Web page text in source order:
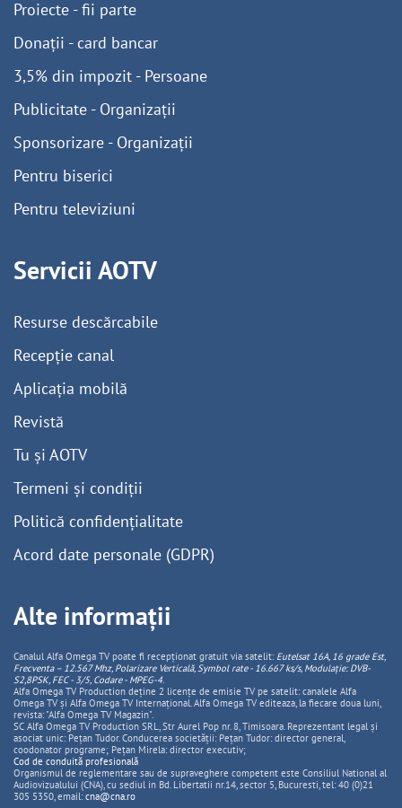
Proiecte - fii parte
Donații - card bancar
3,5% din impozit - Persoane
Publicitate - Organizații
Sponsorizare - Organizații
Pentru biserici
Pentru televiziuni
Servicii AOTV
Resurse descărcabile
Recepție canal
Aplicația mobilă
Revistă
Tu și AOTV
Termeni și condiții
Politică confidențialitate
Acord date personale (GDPR)
Alte informații
Canalul Alfa Omega TV poate fi recepționat gratuit via satelit: Eutelsat 16A, 16 grade Est,
Frecventa – 12.567 Mhz, PolarizareVerticală, Symbol rate - 16.667 ks/s, Modulație: DVB-
S2,8PSK, FEC - 3/5, Codare - MPEG-4.
Alfa Omega TV Production deține 2 licențe de emisie TV pe satelit: canalele Alfa
Omega TV și Alfa Omega TV Internațional. Alfa Omega TV editeaza, la fiecare doua luni,
revista: "Alfa Omega TV Magazin".
SC Alfa Omega TV Production SRL, Str Aurel Pop nr. 8, Timisoara. Reprezentant legal și
asociat unic: Pețan Tudor. Conducerea societății: Pețan Tudor: director general,
coodonator programe; Pețan Mirela: director executiv;
Cod de conduită profesională
Organismul de reglementare sau de supraveghere competent este Consiliul National al
Audiovizualului (CNA), cu sediul in Bd. Libertatii nr.14, sector 5, Bucuresti, tel: 40 (0)21
305 5350, email: cna@cna.ro